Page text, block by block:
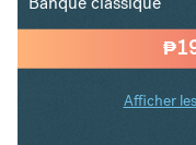
₱
Afficher